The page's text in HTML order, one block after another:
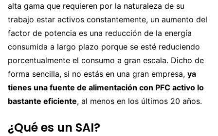
alta gama que requieren por la naturaleza de su
trabajo estar activos constantemente, un aumento del
factor de potencia es una reducción de la energía
consumida a largo plazo porque se esté reduciendo
porcentualmente el consumo a gran escala. Dicho de
forma sencilla, si no estás en una gran empresa, ya
tienes una fuente de alimentación con PFC activo lo
bastante eficiente, al menos en los últimos 20 años.
¿Qué es un SAI?